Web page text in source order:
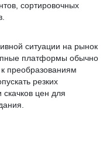
сортировочных
ситуации на рынок
платформы обычно
преобразованиям
резких
цен для